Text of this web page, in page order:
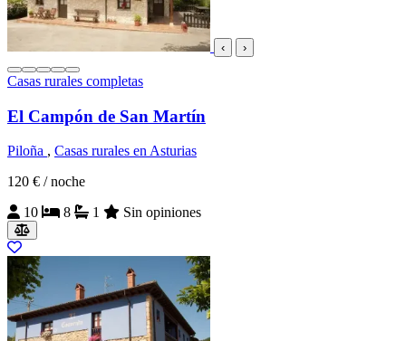
‹ ›
Casas rurales completas
El Campón de San Martín
Piloña , Casas rurales en Asturias
120 € / noche
10
8 1 Sin opiniones